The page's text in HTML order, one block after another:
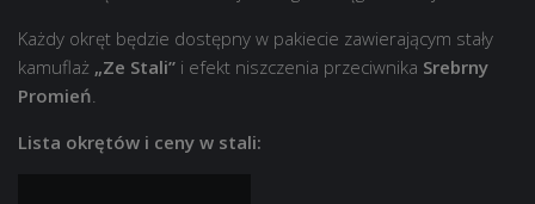
Każdy okręt będzie dostępny w pakiecie zawierającym stały
kamuflaż „Ze Stali” i efekt niszczenia przeciwnika Srebrny
Promień
Lista okrętów i ceny w stali: